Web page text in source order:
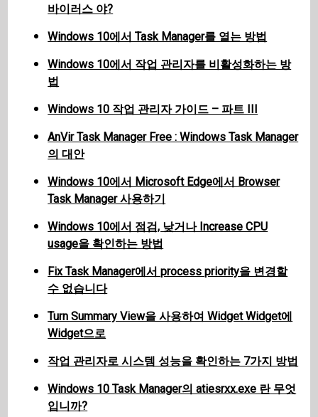
바이러스 야?
Windows 10에서 Task Manager를 열는 방법
Windows 10에서 작업 관리자를 비활성화하는 방
법
Windows 10 작업 관리자 가이드 – 파트 III
AnVir Task Manager Free : Windows Task Manager
의 대안
Windows 10에서 Microsoft Edge에서 Browser
Task Manager 사용하기
Windows 10에서 점검, 낮거나 Increase CPU
usage을 확인하는 방법
Fix Task Manager에서 process priority을 변경할
수 없습니다
Turn Summary View을 사용하여 Widget Widget에
Widget으로
작업 관리자로 시스템 성능을 확인하는 7가지 방법
Windows 10 Task Manager의 atiesrxx.exe 란 무엇
입니까?